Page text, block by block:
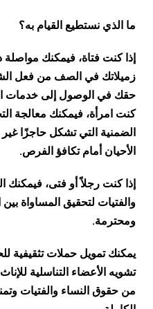
ما الذي نستطيع القيام به؟
إذا كنت فتاة، فيمكنك
زميلاتك في الصف من فعل
حقك في الوصول إلى خدمات
كنت امرأة، فيمكنك معالجة
الضمنية التي تشكل حاجزًا
الأحيان أمام تكافؤ الفرص.
إذا كنت رجلاً أو فتى، فيمكنك
والفتيات لتحقيق المساواة
ومحترمة.
يمكنك تمويل حملات تثقيفية
تشويه الأعضاء التناسلية
من حقوق النساء والفتيات